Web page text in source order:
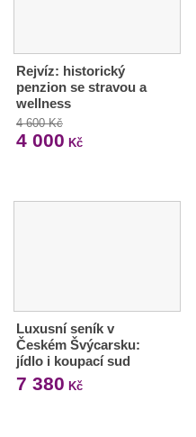
Rejvíz: historický
penzion se stravou a
wellness
4 600 Kč
4 000 Kč
Luxusní seník v
Českém Švýcarsku:
jídlo i koupací sud
7 380 Kč